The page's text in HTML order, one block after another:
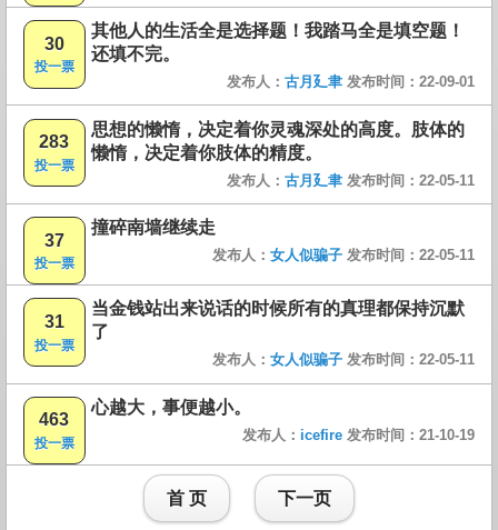
30
投一票
其他人的生活全是选择题！我踏马全是填空题！
还填不完。
发布人： 古月廴聿 发布时间：22-09-01
283
投一票
思想的懒惰，决定着你灵魂深处的高度。肢体的
懒惰，决定着你肢体的精度。
发布人： 古月廴聿 发布时间：22-05-11
37
投一票
撞碎南墙继续走
发布人： 女人似骗子 发布时间：22-05-11
31
投一票
当金钱站出来说话的时候所有的真理都保持沉默
了
发布人： 女人似骗子 发布时间：22-05-11
463
投一票
心越大，事便越小。
发布人： icefire 发布时间：21-10-19
首 页 下一页